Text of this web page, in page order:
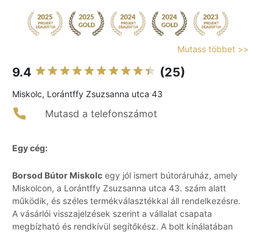
Mutass többet >>
9.4 (25)
Miskolc, Lorántffy Zsuzsanna utca 43
Mutasd a telefonszámot
Egy cég:
Borsod Bútor Miskolc egy jól ismert bútoráruház, amely
Miskolcon, a Lorántffy Zsuzsanna utca 43. szám alatt
működik, és széles termékválasztékkal áll rendelkezésre.
A vásárlói visszajelzések szerint a vállalat csapata
megbízható és rendkívül segítőkész. A bolt kínálatában